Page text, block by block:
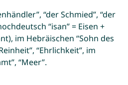
“der Schmied”, “der
“isan” = Eisen +
im Hebräischen “Sohn des
“Ehrlichkeit”, im
“Meer”.